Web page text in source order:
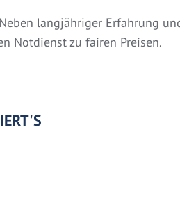
langjähriger Erfahrung
Notdienst zu fairen Preisen.